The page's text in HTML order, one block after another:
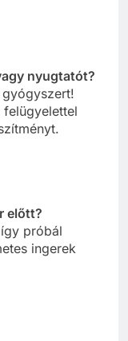
nyugtatót?
gyógyszert!
felügyelettel
előtt?
próbál
ingerek